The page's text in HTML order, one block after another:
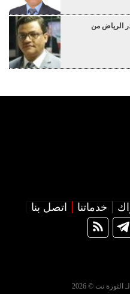
الرياض من
خدماتنا اتصل بنا
نت © 2026